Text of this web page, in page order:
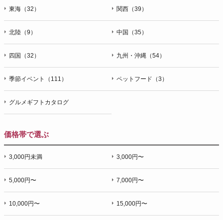
東海（32） 関西（39）
北陸（9） 中国（35）
四国（32） 九州・沖縄（54）
季節イベント（111） ペットフード（3）
グルメギフトカタログ
価格帯で選ぶ
3,000円未満 3,000円〜
5,000円〜 7,000円〜
10,000円〜 15,000円〜